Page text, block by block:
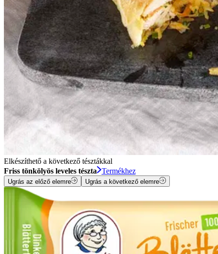
Elkészíthető a következő tésztákkal
Friss tönkölyös leveles tészta
Termékhez
Ugrás az előző elemre Ugrás a következő elemre